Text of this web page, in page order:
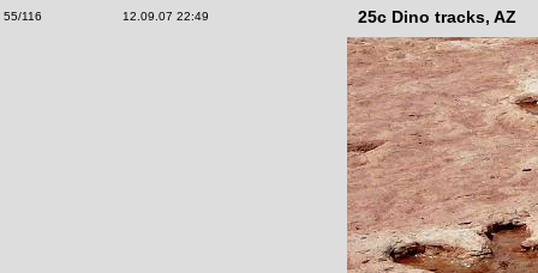
55/116 12.09.07 22:49 25c Dino tracks, AZ